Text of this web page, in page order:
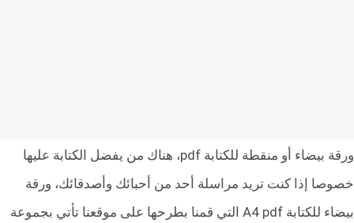
ورقة بيضاء أو منقطة للكتابة pdf، هناك من يفضل الكتابة عليها
إذا كنت تريد مراسلة أحد من أحبائك وأصدقائك، ورقة
بيضاء للكتابة A4 pdf التي قمنا بطرحها على موقعنا تأتي بجموعة